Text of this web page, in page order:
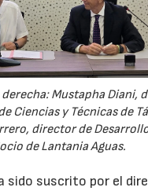
Mustapha Diani,
Ciencias y Técnicas de
director de
de Lantania Aguas.
sido suscrito por el